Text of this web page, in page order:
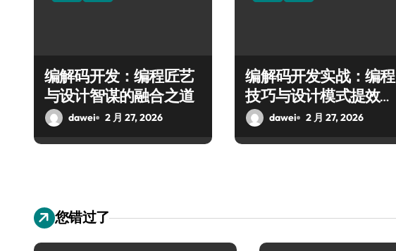
编解码开发：编程匠艺
与设计智谋的融合之道
dawei 2 月 27, 2026
编解码开发实战：编程
技巧与设计模式提效赋
能
dawei 2 月 27, 2026
您错过了